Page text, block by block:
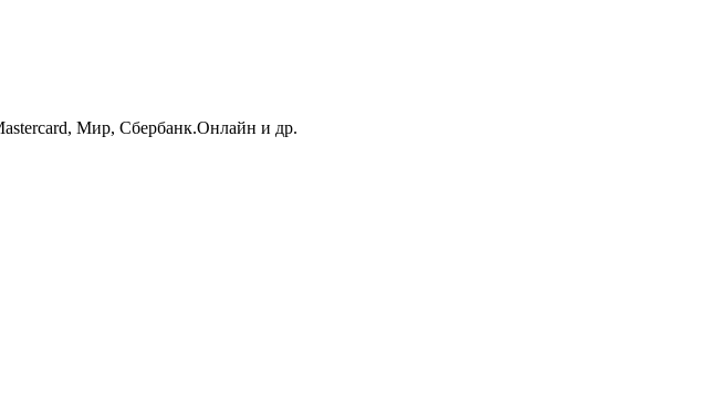
Мир, Сбербанк.Онлайн и др.